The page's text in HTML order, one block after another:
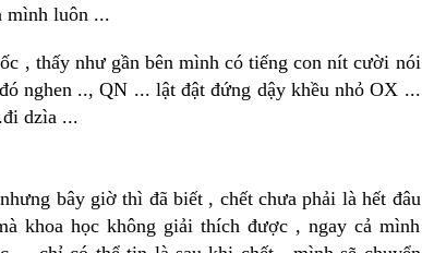
mình luôn ...
, thấy như gần bên mình có tiếng con nít cười nói
nghen ..,QN ... lật đật đứng dậy khều nhỏOX ...
dzìa...
bây giờ thì đã biết , chết chưa phải là hết đâu
khoa học không giải thích được , ngay cả mình